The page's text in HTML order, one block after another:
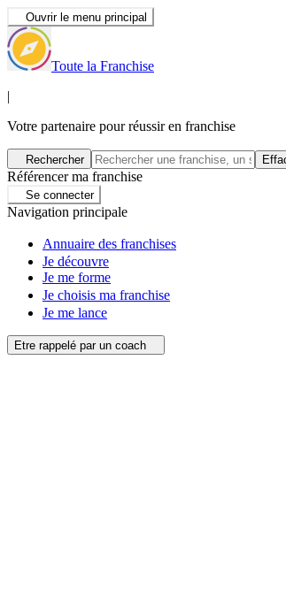
Ouvrir le menu principal
Toute la Franchise
|
Votre partenaire pour réussir en franchise
Rechercher
Référencer ma franchise
Se connecter
Navigation principale
Annuaire des franchises
Je découvre
Je me forme
Je choisis ma franchise
Je me lance
Etre rappelé par un coach